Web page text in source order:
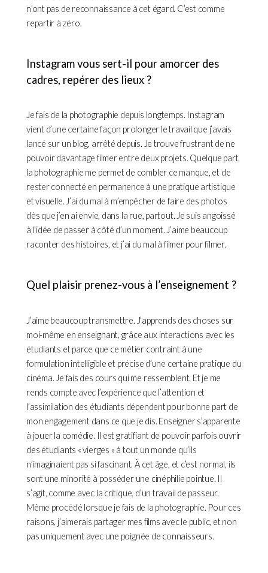
n’ont pas de reconnaissance à cet égard. C’est comme
repartir à zéro.
Instagram vous sert-il pour amorcer des
cadres, repérer des lieux ?
Je fais de la photographie depuis longtemps. Instagram
vient d’une certaine façon prolonger le travail que j’avais
lancé sur un blog, arrêté depuis. Je trouve frustrant de ne
pouvoir davantage filmer entre deux projets. Quelque part,
la photographie me permet de combler ce manque, et de
rester connecté en permanence à une pratique artistique
et visuelle. J’ai du mal à m’empêcher de faire des photos
dès que j’en ai envie, dans la rue, partout. Je suis angoissé
à l’idée de passer à côté d’un moment. J’aime beaucoup
raconter des histoires, et j’ai du mal à filmer pour filmer.
Quel plaisir prenez-vous à l’enseignement ?
J’aime beaucoup transmettre. J’apprends des choses sur
moi-même en enseignant, grâce aux interactions avec les
étudiants et parce que ce métier contraint à une
formulation intelligible et précise d’une certaine pratique du
cinéma. Je fais des cours qui me ressemblent. Et je me
rends compte avec l’expérience que l’attention et
l’assimilation des étudiants dépendent pour bonne part de
mon engagement dans ce que je dis. Enseigner s’apparente
à jouer la comédie. Il est gratifiant de pouvoir parfois ouvrir
des étudiants « vierges » à tout un monde qu’ils
n’imaginaient pas si fascinant. À cet âge, et c’est normal, ils
sont une minorité à posséder une cinéphilie pointue. Il
s’agit, comme avec la critique, d’un travail de passeur.
Même procédé lorsque je fais de la photographie. Pour ces
raisons, j’aimerais partager mes films avec le public, et non
pas uniquement avec une poignée de connaisseurs.